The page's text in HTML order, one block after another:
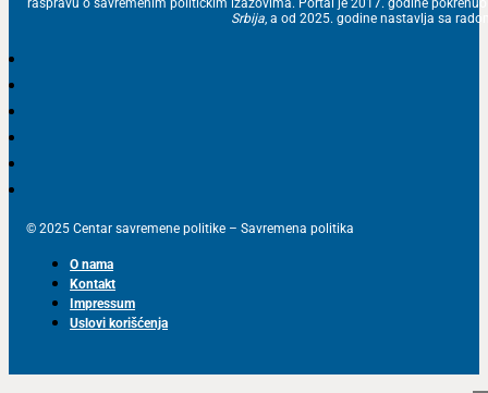
raspravu o savremenim političkim izazovima. Portal je 2017. godine
Srbija, a od 2025. godine nastavlja sa
© 2025 Centar savremene politike – Savremena politika
O nama
Kontakt
Impressum
Uslovi korišćenja